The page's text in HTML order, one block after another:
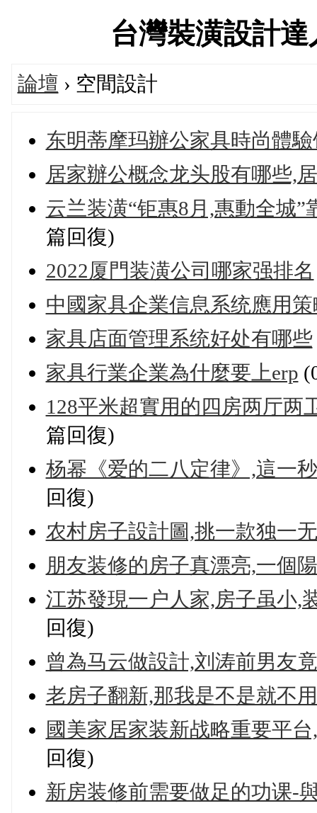
台灣裝潢設計
論壇 › 空間設計
东明蒂摩玛辦公家具時尚體
居家辦公概念龙头股有哪些,
云兰装潢“钜惠8月,惠動全城”
篇回復)
2022厦門装潢公司哪家强排名
中國家具企業信息系统應用策
家具店面管理系统好处有哪些
家具行業企業為什麼要上erp
128平米超實用的四房两厅两
篇回復)
杨幂《爱的二八定律》,這一
回復)
农村房子設計圖,挑一款独一
朋友装修的房子真漂亮,一個
江苏發現一户人家,房子虽小,
回復)
曾為马云做設計,刘涛前男友
老房子翻新,那我是不是就不
國美家居家装新战略重要平
回復)
新房装修前需要做足的功课-